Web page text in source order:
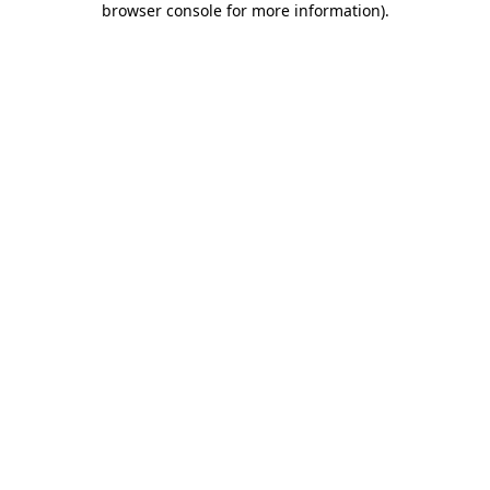
browser console for more information).